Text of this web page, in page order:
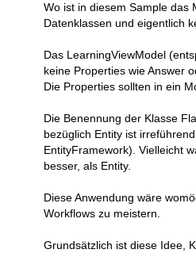
Wo ist in diesem Sample das
Datenklassen und eigentlich
Das LearningViewModel
keine Properties wie Answer
Die Properties sollten in ein
Die Benennung der Klasse
bezüglich Entity ist
EntityFramework). Vielleicht
besser, als Entity.
Diese Anwendung wäre
Workflows zu meistern.
Grundsätzlich ist diese Idee,